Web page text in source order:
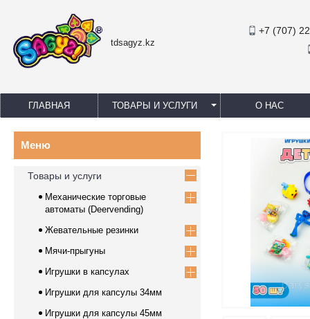
tdsagyz.kz
+7 (707)
ГЛАВНАЯ ТОВАРЫ И УСЛУГИ О НАС
Товары и услуги
Механические торговые
автоматы (Deervending)
Жевательные резинки
Мячи-прыгуны
Игрушки в капсулах
Игрушки для капсулы 34мм
Игрушки для капсулы 45мм